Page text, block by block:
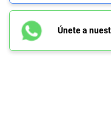
Únete a